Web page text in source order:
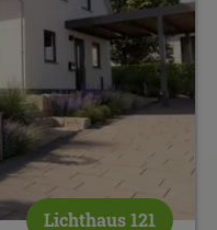
Lichthaus 121